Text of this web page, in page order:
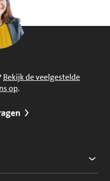
Bekijk de veelgestelde
op.